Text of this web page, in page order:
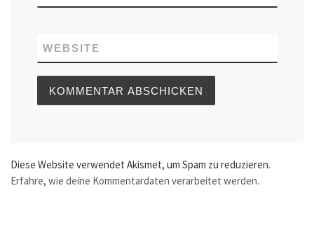
WEBSITE
Diese Website verwendet Akismet, um Spam zu reduzieren.
Erfahre, wie deine Kommentardaten verarbeitet werden.